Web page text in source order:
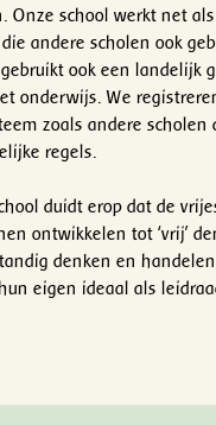
Onze school werkt net
andere scholen ook
ook een landelijk
onderwijs. We
zoals andere scholen
regels.
duidt erop dat de
ontwikkelen tot ‘vrij’
denken en
eigen ideaal als